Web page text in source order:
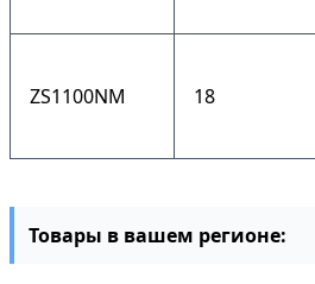
ZS1100NM 18
Товары в вашем регионе: